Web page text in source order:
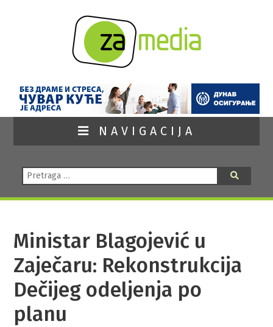
NAVIGACIJA
Pretraga:
Ministar Blagojević u
Zaječaru: Rekonstrukcija
Dečijeg odeljenja po
planu